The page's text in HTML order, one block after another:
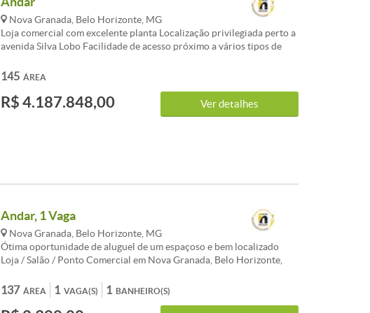
Nova Granada, Belo Horizonte, MG
Loja comercial com excelente planta Localização privilegiada perto a
avenida Silva Lobo Facilidade de acesso próximo a vários tipos de
Ponto Comercial à venda localizado(a) em Nova Granada, Belo
excelente escolha para quem valoriza localização e qualidade de vida
em Belo Horizonte.<br /><br />Entre em contato para mais detalhes
ÁREA
145
R$ 4.187.848,00 Ver detalhes
Andar, 1 Vaga
Nova Granada, Belo Horizonte, MG
Ótima oportunidade de aluguel de um espaçoso e bem localizado
Loja / Salão / Ponto Comercial em Nova Granada, Belo Horizonte,
imóvel é perfeito para quem busca um espaço para montar seu
negócio ou expandir sua empresa. Localizado em um bairro
ÁREA
137 VAGA(S)
1 BANHEIRO(S)
1